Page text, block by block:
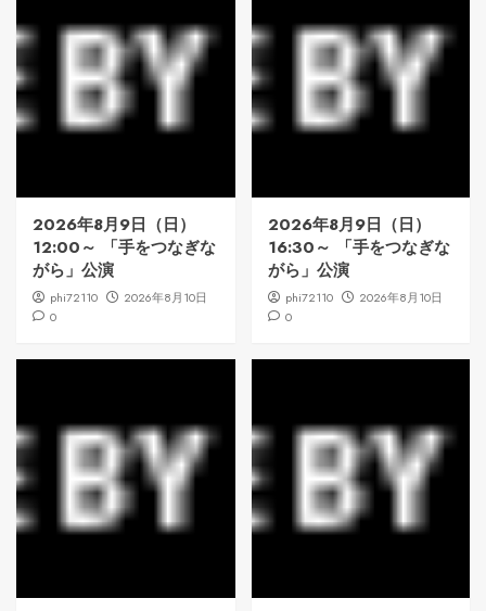
2026年8月9日（日）
12:00～ 「手をつなぎな
がら」公演
phi72110
2026年8月10日
0
2026年8月9日（日）
16:30～ 「手をつなぎな
がら」公演
phi72110
2026年8月10日
0